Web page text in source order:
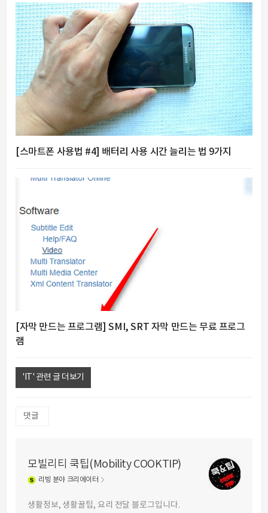
[스마트폰 사용법 #4] 배터리 사용 시간 늘리는 법 9가지
[자막 만드는 프로그램] SMI, SRT 자막 만드는 무료 프로그
램
'IT' 관련 글 더보기
댓글
모빌리티 쿡팁(Mobility COOKTIP)
리빙 분야 크리에이터
생활정보, 생활꿀팁, 요리 전달 블로그입니다.